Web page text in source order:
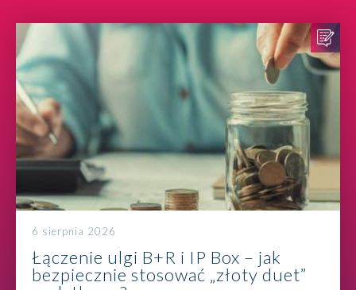
6 sierpnia 2026
Łączenie ulgi B+R i IP Box – jak
bezpiecznie stosować „złoty duet”